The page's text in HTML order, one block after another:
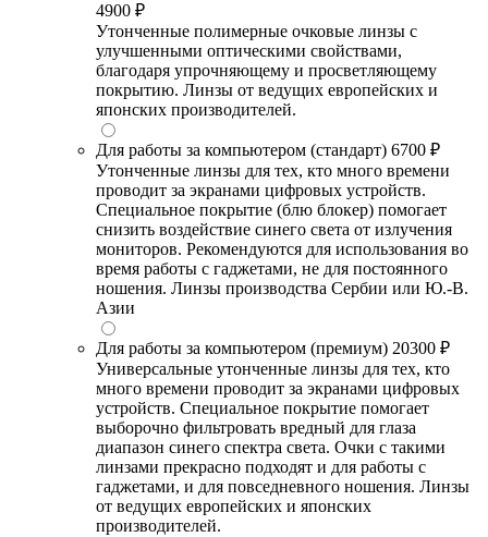
4900 ₽
Утонченные полимерные очковые линзы с
улучшенными оптическими свойствами,
благодаря упрочняющему и просветляющему
покрытию. Линзы от ведущих европейских и
японских производителей.
Для работы за компьютером (стандарт) 6700 ₽
Утонченные линзы для тех, кто много времени
проводит за экранами цифровых устройств.
Специальное покрытие (блю блокер) помогает
снизить воздействие синего света от излучения
мониторов. Рекомендуются для использования во
время работы с гаджетами, не для постоянного
ношения. Линзы производства Сербии или Ю.-В.
Азии
Для работы за компьютером (премиум) 20300 ₽
Универсальные утонченные линзы для тех, кто
много времени проводит за экранами цифровых
устройств. Специальное покрытие помогает
выборочно фильтровать вредный для глаза
диапазон синего спектра света. Очки с такими
линзами прекрасно подходят и для работы с
гаджетами, и для повседневного ношения. Линзы
от ведущих европейских и японских
производителей.